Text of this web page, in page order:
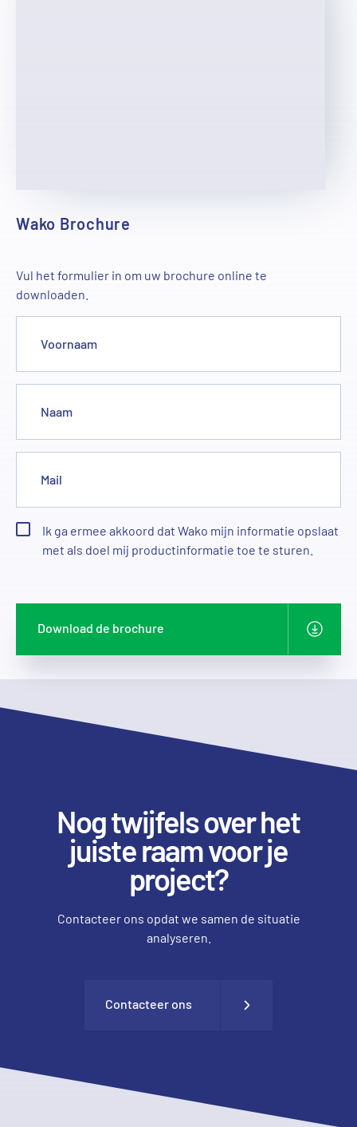
Wako Brochure
Vul het formulier in om uw brochure online te
downloaden.
Voornaam
Naam
Mail
Ik ga ermee akkoord dat Wako mijn informatie opslaat
met als doel mij productinformatie toe te sturen.
Download de brochure
Nog twijfels over het
juiste raam voor je
project?
Contacteer ons opdat we samen de situatie
analyseren.
Contacteer ons